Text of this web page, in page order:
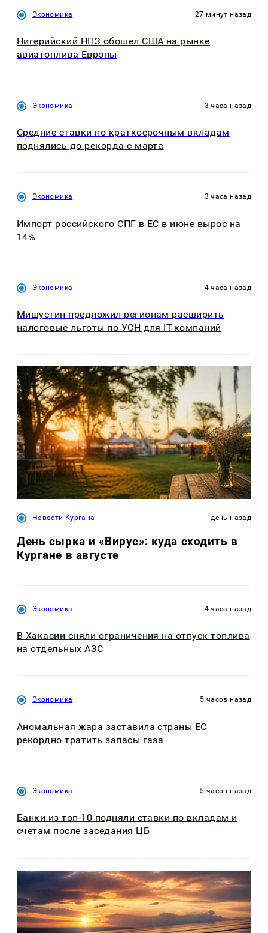
Экономика 27 минут назад
Нигерийский НПЗ обошел США на рынке
авиатоплива Европы
Экономика 3 часа назад
Средние ставки по краткосрочным вкладам
поднялись до рекорда с марта
Экономика 3 часа назад
Импорт российского СПГ в ЕС в июне вырос на
14%
Экономика 4 часа назад
Мишустин предложил регионам расширить
налоговые льготы по УСН для IT-компаний
Новости Кургана день назад
День сырка и «Вирус»: куда сходить в
Кургане в августе
Экономика 4 часа назад
В Хакасии сняли ограничения на отпуск топлива
на отдельных АЗС
Экономика 5 часов назад
Аномальная жара заставила страны ЕС
рекордно тратить запасы газа
Экономика 5 часов назад
Банки из топ-10 подняли ставки по вкладам и
счетам после заседания ЦБ